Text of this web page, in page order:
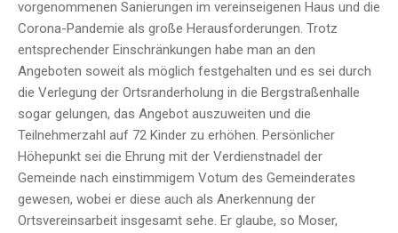
vorgenommenen Sanierungen im vereinseigenen Haus und die
Corona-Pandemie als große Herausforderungen. Trotz
entsprechender Einschränkungen habe man an den
Angeboten soweit als möglich festgehalten und es sei durch
die Verlegung der Ortsranderholung in die Bergstraßenhalle
sogar gelungen, das Angebot auszuweiten und die
Teilnehmerzahl auf 72 Kinder zu erhöhen. Persönlicher
Höhepunkt sei die Ehrung mit der Verdienstnadel der
Gemeinde nach einstimmigem Votum des Gemeinderates
gewesen, wobei er diese auch als Anerkennung der
Ortsvereinsarbeit insgesamt sehe. Er glaube, so Moser,